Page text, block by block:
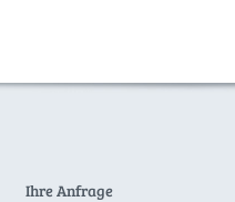
Ihre Anfrage